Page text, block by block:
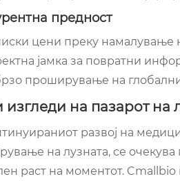
предност
цени преку намалување
јамка за повратни
проширување на
изгледи на пазарот на
развој на
на лузната, се
раст на моментот.